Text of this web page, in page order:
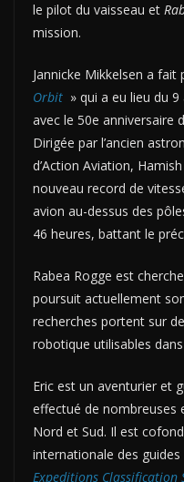
le pilot du vaisseau et
mission.
Jannicke Mikkelsen a
Orbit » qui a eu lieu du
avec le 50e anniversaire
Dirigée par l’ancien
d’Action Aviation,
nouveau record de
avion au-dessus des
46 heures, battant le
Rabea Rogge est
poursuit actuellement
recherches portent sur
robotique utilisables dans
Eric est un aventurier et
effectué de nombreuses
Nord et Sud. Il est
internationale des
Expeditions Classification